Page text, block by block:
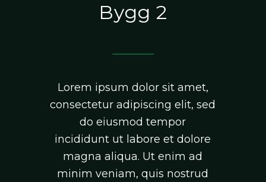
Bygg 2
Lorem ipsum dolor sit amet,
consectetur adipiscing elit, sed
do eiusmod tempor
incididunt ut labore et dolore
magna aliqua. Ut enim ad
minim veniam, quis nostrud